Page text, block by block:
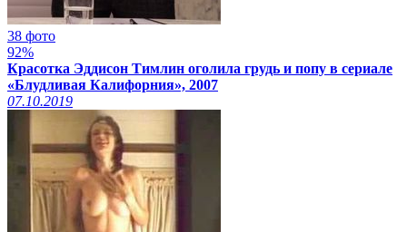
38 фото
92%
Красотка Эддисон Тимлин оголила грудь и попу в сериале
«Блудливая Калифорния», 2007
07.10.2019